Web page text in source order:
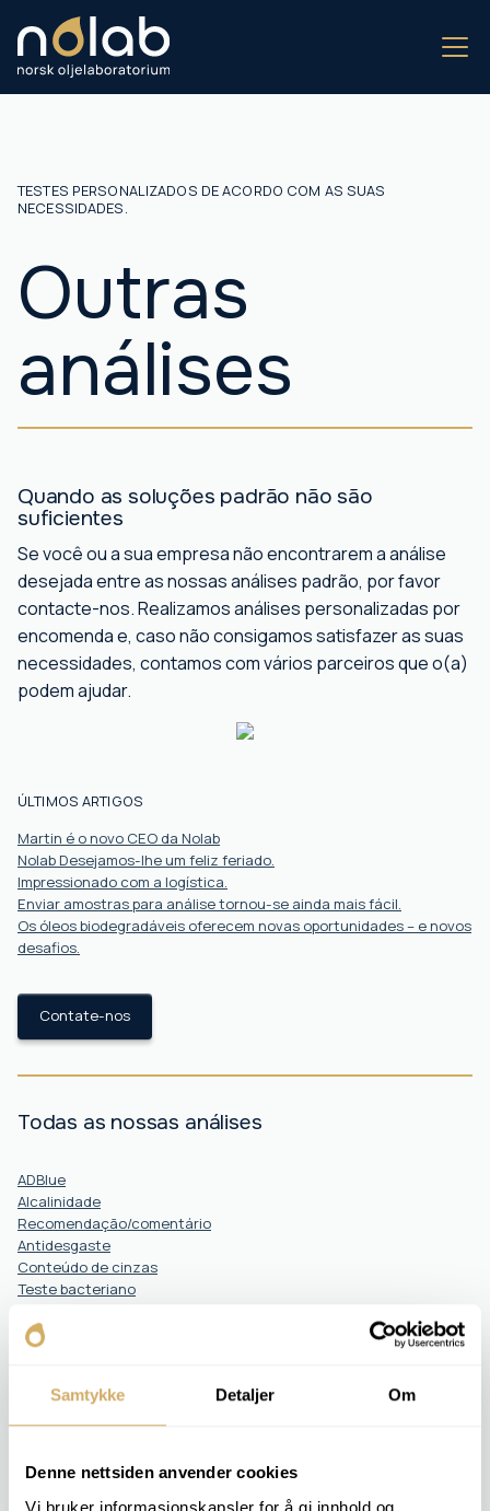
Samtykke Detaljer Om
Denne nettsiden anvender cookies
Vi bruker informasjonskapsler for å gi innhold og
TESTES PERSONALIZADOS DE ACORDO COM AS SUAS
NECESSIDADES.
Outras
análises
Quando as soluções padrão não são
suficientes
Se você ou a sua empresa não encontrarem a análise
desejada entre as nossas análises padrão, por favor
contacte-nos. Realizamos análises personalizadas por
encomenda e, caso não consigamos satisfazer as suas
necessidades, contamos com vários parceiros que o(a)
podem ajudar.
ÚLTIMOS ARTIGOS
Martin é o novo CEO da Nolab
Nolab Desejamos-lhe um feliz feriado.
Impressionado com a logística.
Enviar amostras para análise tornou-se ainda mais fácil.
Os óleos biodegradáveis ​​oferecem novas oportunidades – e novos
desafios.
Contate-nos
Todas as nossas análises
ADBlue
Alcalinidade
Recomendação/comentário
Antidesgaste
Conteúdo de cinzas
Teste bacteriano
%Brix
Ponto de Nuvem
Índice de cores
Análise de gases dissolvidos (AGD)